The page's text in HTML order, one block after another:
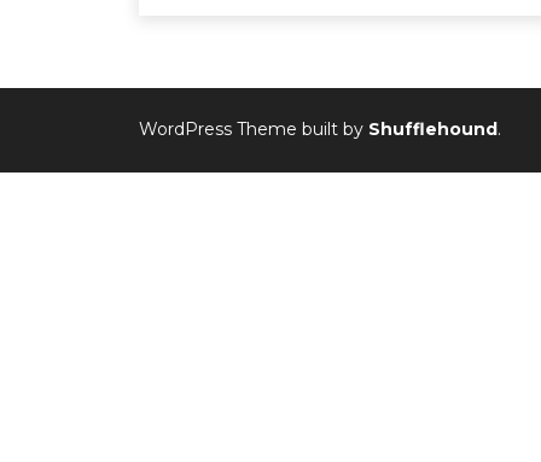
WordPress Theme built by Shufflehound .